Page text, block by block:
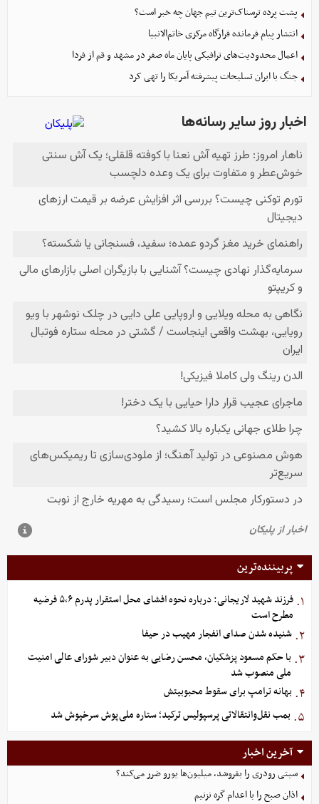
پشت پرده ترسناک‌ترین تیم جهان چه خبر است؟
انتشار پیام فرمانده قرارگاه مرکزی خاتم‌الانبیا
اعمال محدودیت‌های ترافیکی پایان ماه صفر در مشهد و قم از فردا
جنگ با ایران تسلیحات پیشرفته آمریکا را تهی کرد
پربیننده‌ترین
۱.
فرزند شهید لاریجانی: درباره نحوه افشای محل استقرار پدرم ۵،۶ فرضیه
مطرح است
۲. شنیده شدن صدای انفجار مهیب در حیفا
۳. با حکم مسعود پزشکیان، محسن رضایی به عنوان دبیر شورای عالی امنیت
ملی منصوب شد
۴. بهانه ترامپ برای سقوط محبوبیتش
۵. بمب نقل‌وانتقالاتی پرسپولیس ترکید؛ ستاره ملی‌پوش سرخپوش شد
آخرین اخبار
سیتی رودری را بفروشد، میلیون‌ها یورو ضرر می‌کند؟
اذان صبح را با اعدام گره نزنیم